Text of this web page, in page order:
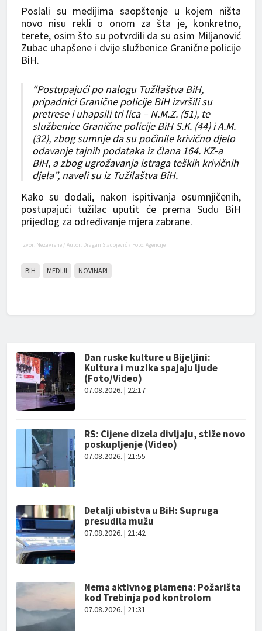
Poslali su medijima saopštenje u kojem ništa
novo nisu rekli o onom za šta je, konkretno,
terete, osim što su potvrdili da su osim Miljanović
Zubac uhapšene i dvije službenice Granične policije
BiH.
“Postupajući po nalogu Tužilaštva BiH,
pripadnici Granične policije BiH izvršili su
pretrese i uhapsili tri lica – N.M.Z. (51), te
službenice Granične policije BiH S.K. (44) i A.M.
(32), zbog sumnje da su počinile krivično djelo
odavanje tajnih podataka iz člana 164. KZ-a
BiH, a zbog ugrožavanja istraga teških krivičnih
djela”, naveli su iz Tužilaštva BiH.
Kako su dodali, nakon ispitivanja osumnjičenih,
postupajući tužilac uputit će prema Sudu BiH
prijedlog za određivanje mjera zabrane.
Izvor: Nezavisne / Autor: Dragan Sladojević / Foto: Agencije
BIH MEDIJI NOVINARI
Dan ruske kulture u Bijeljini:
Kultura i muzika spajaju ljude
(Foto/Video)
07.08.2026. | 22:17
RS: Cijene dizela divljaju, stiže novo
poskupljenje (Video)
07.08.2026. | 21:55
Detalji ubistva u BiH: Supruga
presudila mužu
07.08.2026. | 21:42
Nema aktivnog plamena: Požarišta
kod Trebinja pod kontrolom
07.08.2026. | 21:31